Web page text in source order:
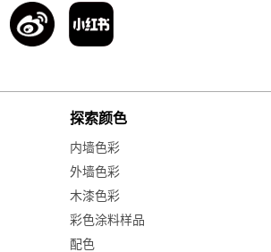
探索颜色
内墙色彩
外墙色彩
木漆色彩
彩色涂料样品
配色